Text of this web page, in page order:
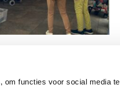
om functies voor social media te